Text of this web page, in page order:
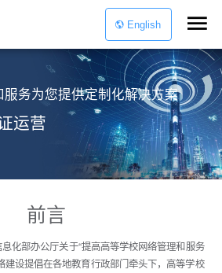
English
务为您提供定制化解决方案
运营
前言
化部办公厅关于“提高高等学校网络管理和服务
建设提倡在各地教育行政部门牵头下，高等学校